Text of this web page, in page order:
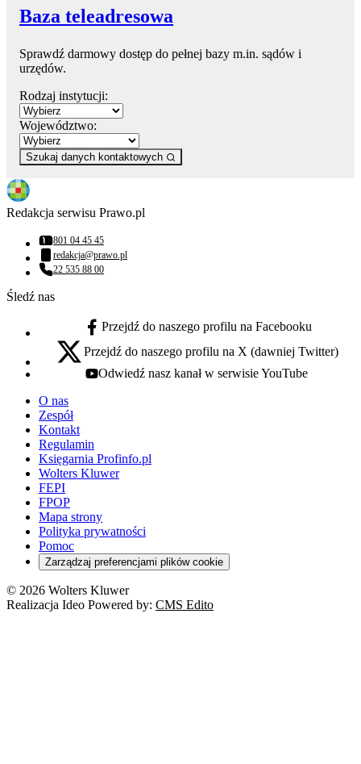
Baza teleadresowa
Sprawdź darmowy dostęp do pełnej bazy m.in. sądów i
urzędów.
Rodzaj instytucji:
Województwo:
Szukaj danych kontaktowych
Redakcja serwisu Prawo.pl
Numer telefonu:
801 04 45 45
Adres email:
redakcja@prawo.pl
Numer telefonu:
22 535 88 00
Śledź nas
facebook - otwiera się w nowej karcie
Przejdź do naszego profilu na Facebooku
x - otwiera się w nowej karcie
Przejdź do naszego profilu na X (dawniej Twitter)
youtube - otwiera się w nowej karcie
Odwiedź nasz kanał w serwisie YouTube
O nas
Zespół
Kontakt
Regulamin
Księgarnia Profinfo.pl
Wolters Kluwer
FEPI
FPOP
Mapa strony
Polityka prywatności
Pomoc
Zarządzaj preferencjami plików cookie
© 2026 Wolters Kluwer
Realizacja Ideo Powered by: CMS Edito